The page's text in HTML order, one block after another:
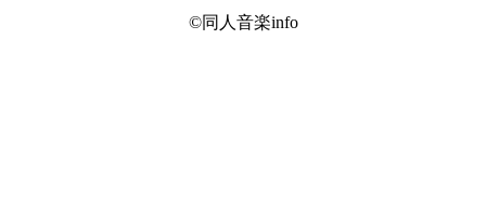
©同人音楽info